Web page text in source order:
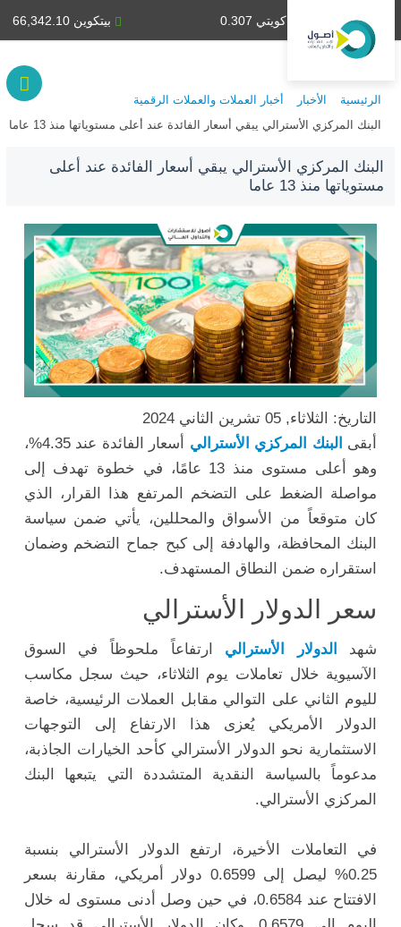
بيتكوين 66,342.10 دينار كويتي 0.307
الرئيسية الأخبار أخبار العملات والعملات الرقمية
البنك المركزي الأسترالي يبقي أسعار الفائدة عند أعلى مستوياتها منذ 13 عاما
البنك المركزي الأسترالي يبقي أسعار الفائدة عند أعلى
مستوياتها منذ 13 عاما
التاريخ: الثلاثاء, 05 تشرين الثاني 2024
أبقى البنك المركزي الأسترالي
أسعار الفائدة عند 4.35%،
وهو أعلى مستوى منذ 13 عامًا، في خطوة تهدف إلى
مواصلة الضغط على التضخم المرتفع هذا القرار، الذي
كان متوقعاً من الأسواق والمحللين، يأتي ضمن سياسة
البنك المحافظة، والهادفة إلى كبح جماح التضخم وضمان
استقراره ضمن النطاق المستهدف.
سعر الدولار الأسترالي
شهد الدولار الأسترالي ارتفاعاً ملحوظاً في السوق
الآسيوية خلال تعاملات يوم الثلاثاء، حيث سجل مكاسب
لليوم الثاني على التوالي مقابل العملات الرئيسية، خاصة
الدولار الأمريكي يُعزى هذا الارتفاع إلى التوجهات
الاستثمارية نحو الدولار الأسترالي كأحد الخيارات الجاذبة،
مدعوماً بالسياسة النقدية المتشددة التي يتبعها البنك
المركزي الأسترالي.
في التعاملات الأخيرة، ارتفع الدولار الأسترالي بنسبة
0.25% ليصل إلى 0.6599 دولار أمريكي، مقارنة بسعر
الافتتاح عند 0.6584، في حين وصل أدنى مستوى له خلال